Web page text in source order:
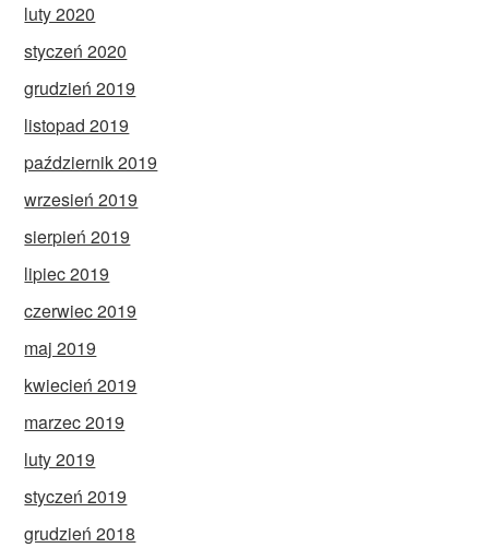
luty 2020
styczeń 2020
grudzień 2019
listopad 2019
październik 2019
wrzesień 2019
sierpień 2019
lipiec 2019
czerwiec 2019
maj 2019
kwiecień 2019
marzec 2019
luty 2019
styczeń 2019
grudzień 2018